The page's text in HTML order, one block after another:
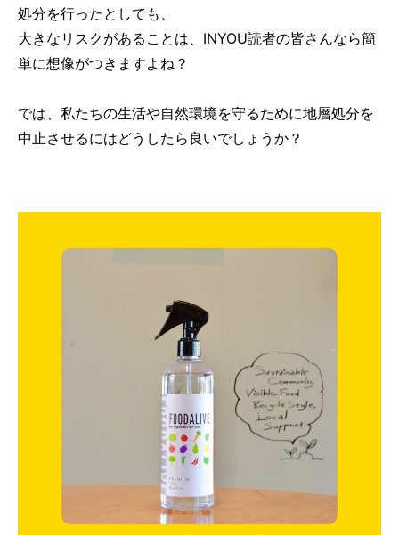
処分を行ったとしても、
大きなリスクがあることは、INYOU読者の皆さんなら簡
単に想像がつきますよね？
では、私たちの生活や自然環境を守るために地層処分を
中止させるにはどうしたら良いでしょうか？